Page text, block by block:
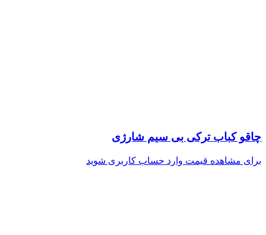
چاقو کباب ترکی بی سیم شارژی
برای مشاهده قیمت وارد حساب کاربری شوید